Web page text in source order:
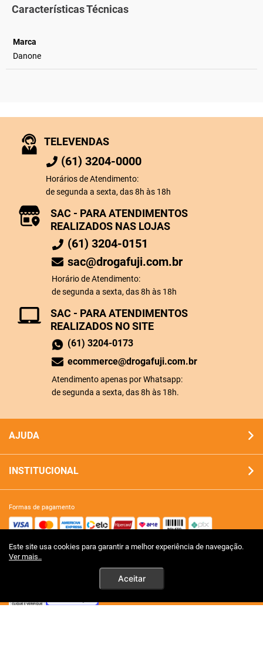
Este site usa cookies para garantir a melhor experiência de navegação.
Ver mais..
Aceitar
Características Técnicas
Marca
Danone
TELEVENDAS
(61) 3204-0000
Horários de Atendimento:
de segunda a sexta, das 8h às 18h
SAC - PARA ATENDIMENTOS
REALIZADOS NO SITE
(61) 3204-0173
ecommerce@drogafuji.com.br
Atendimento apenas por Whatsapp:
de segunda a sexta, das 8h às 18h.
SAC - PARA ATENDIMENTOS
REALIZADOS NAS LOJAS
(61) 3204-0151
sac@drogafuji.com.br
Horário de Atendimento:
de segunda a sexta, das 8h às 18h
AJUDA
INSTITUCIONAL
formas de pagamento
site 100% seguro